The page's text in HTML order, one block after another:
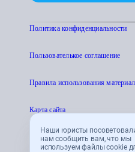
Наши юристы
нам сообщить вам, что мы
используем файлы cookie
Политика конфиденциальности
Пользователькое соглашение
Правила использования
Карта сайта
© 1995 - 2026 «ЦЕНТР
CENTRATTEK.RU